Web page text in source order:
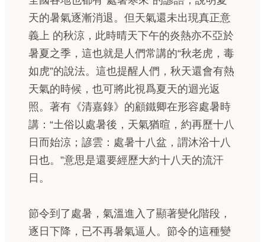
天的暑氣逐漸消退。但天氣還未出現真正意
義上 的秋涼，此時晴天下午的炎熱亦不亞於
暑夏之季，這也就是人們常講的“秋老虎，毒
如虎”的說法。這也提醒人們，秋天還會有熱
天氣的時候，也可將此視爲夏天的迴光返
照。著有《清嘉錄》的顧鐵卿在形容處暑時
講：“土俗以處暑後，天氣猶暄，約再歷十八
日而始涼；諺雲：處暑十八盆，謂沐浴十八
日也。”意思是還要經歷大約十八天的流汗
日。
節令到了處暑，氣溫進入了顯著變化階段，
逐日下降，已不再暑氣逼人。節令的這種變